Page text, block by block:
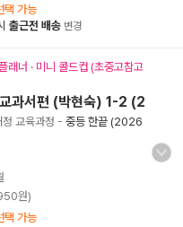
택 가능
출근전 배송 변경
래너 · 미니 콜드컵 (초중고참고
과서편 (박현숙) 1-2 (2
교육과정 - 중등 한끝 (2026
원)
택 가능